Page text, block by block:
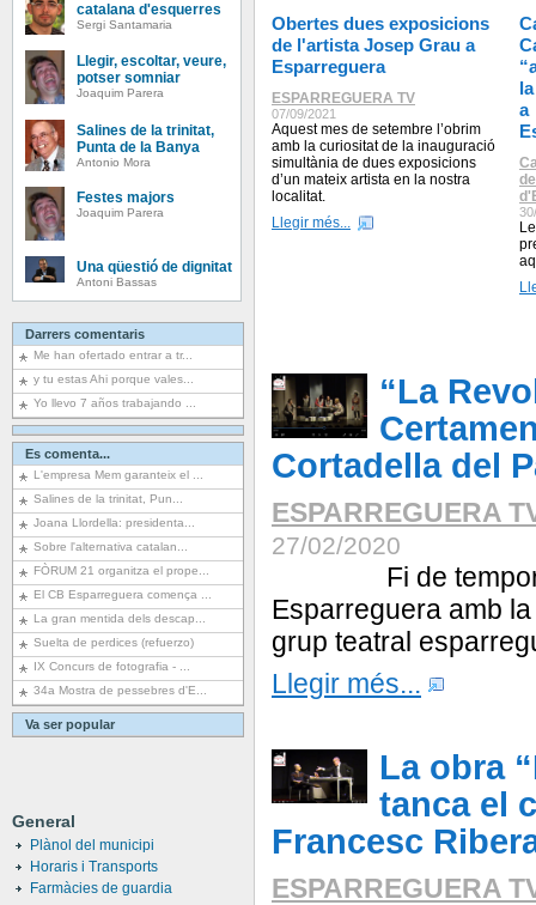
catalana d'esquerres
Sergi Santamaria
Llegir, escoltar, veure,
potser somniar
Joaquim Parera
Salines de la trinitat,
Punta de la Banya
Antonio Mora
Festes majors
Joaquim Parera
Una qüestió de dignitat
Antoni Bassas
Darrers comentaris
Me han ofertado entrar a tr...
y tu estas Ahi porque vales...
Yo llevo 7 años trabajando ...
Es comenta...
L'empresa Mem garanteix el ...
Salines de la trinitat, Pun...
Joana Llordella: presidenta...
Sobre l'alternativa catalan...
FÒRUM 21 organitza el prope...
El CB Esparreguera comença ...
La gran mentida dels descap...
Suelta de perdices (refuerzo)
IX Concurs de fotografia - ...
34a Mostra de pessebres d'E...
Va ser popular
General
Plànol del municipi
Horaris i Transports
Farmàcies de guardia
Obertes dues exposicions
de l'artista Josep Grau a
Esparreguera
ESPARREGUERA TV
07/09/2021
Aquest mes de setembre l’obrim
amb la curiositat de la inauguració
simultània de dues exposicions
d’un mateix artista en la nostra
localitat.
Llegir més...
a
“La
Cortadella del
ESPARREGUERA
27/02/2020
Fi de
Esparreguera amb
grup teatral
Llegir més...
La obra
tanca el
Francesc
ESPARREGUERA